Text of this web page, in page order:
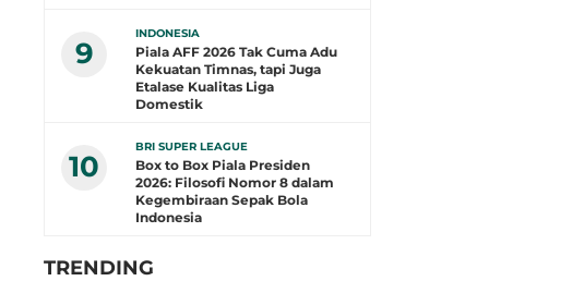
9
INDONESIA
Piala AFF 2026 Tak Cuma Adu
Kekuatan Timnas, tapi Juga
Etalase Kualitas Liga
Domestik
10
BRI SUPER LEAGUE
Box to Box Piala Presiden
2026: Filosofi Nomor 8 dalam
Kegembiraan Sepak Bola
Indonesia
TRENDING